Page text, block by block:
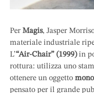
Per Magis, Jasper
materiale industriale
L’“Air-Chair” (1999)in
rottura: utilizza uno
ottenere un oggetto
pensato per il grande